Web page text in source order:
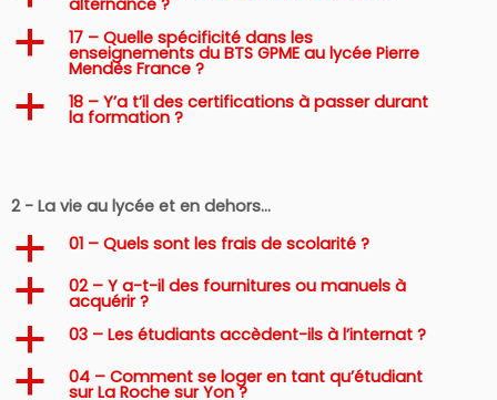
alternance ?
a 17 – Quelle spécificité dans les
enseignements du BTS GPME au lycée Pierre
Mendès France ?
a 18 – Y’a t’il des certifications à passer durant
la formation ?
2 - La vie au lycée et en dehors…
a 01 – Quels sont les frais de scolarité ?
a 02 – Y a-t-il des fournitures ou manuels à
acquérir ?
a 03 – Les étudiants accèdent-ils à l’internat ?
a 04 – Comment se loger en tant qu’étudiant
sur La Roche sur Yon ?